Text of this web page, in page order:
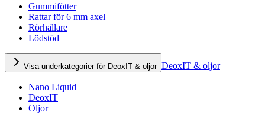
Gummifötter
Rattar för 6 mm axel
Rörhållare
Lödstöd
Visa underkategorier för DeoxIT & oljor DeoxIT & oljor
Nano Liquid
DeoxIT
Oljor